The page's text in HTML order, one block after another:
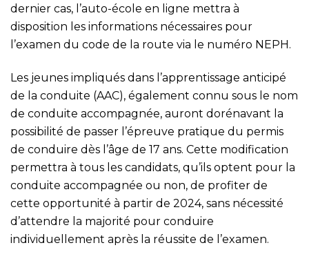
dernier cas, l’auto-école en ligne mettra à
disposition les informations nécessaires pour
l’examen du code de la route via le numéro NEPH.
Les jeunes impliqués dans l’apprentissage anticipé
de la conduite (AAC), également connu sous le nom
de conduite accompagnée, auront dorénavant la
possibilité de passer l’épreuve pratique du permis
de conduire dès l’âge de 17 ans. Cette modification
permettra à tous les candidats, qu’ils optent pour la
conduite accompagnée ou non, de profiter de
cette opportunité à partir de 2024, sans nécessité
d’attendre la majorité pour conduire
individuellement après la réussite de l’examen.